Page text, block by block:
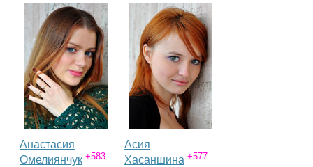
Анастасия
Омелиянчук +583
Асия
Хасаншина +577